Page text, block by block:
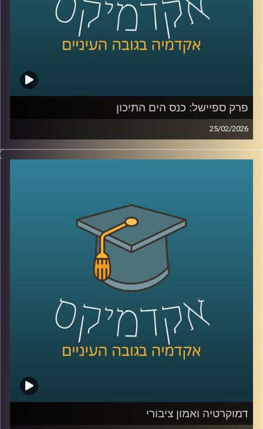
כדי להבין את כל זאת ועוד, נמצא איתנו היום אברי שכטר, מנהל
מכון ינאי לביטחון אנרגטי באוניברסיטת רייכמן
פרק ספיישל: כנס הים התיכון
25/02/2026
הקלטה מתוך השטח, מהכנס השמיני בנושא הים התיכון:
“כלכלה כחולה פורצת גבולות”, שהתקיים באוניברסיטת רייכמן .
כלכלה, ביטחון ושיתופי פעולה אזוריים.
בין מושבים על אנרגיה מתחדשת בים, חקלאות ימית, אצות
כמשאב כלכלי, בינה מלאכותית לניטור מגוון ביולוגי ושיתופי
פעולה גם כשאין שלום, יצאנו לראיין את האנשים שמעצבים
את העתיד הכחול של האזור .
בפרק הזה תשמעו קולות מהכנס, רעיונות גדולים, דילמות
אמיתיות, והרבה מאוד תשוקה לחבר בין מדע, קיימות וכלכלה.
דמוקרטיה ואמון ציבורי